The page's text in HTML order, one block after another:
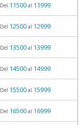
Del 11500al 11999
Del 12500al 12999
Del 13500al 13999
Del 14500al 14999
Del 15500al 15999
Del 16500al 16999